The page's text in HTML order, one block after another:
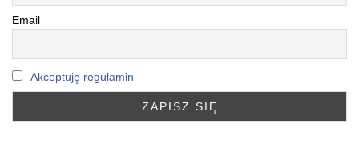
Email
Akceptuję regulamin